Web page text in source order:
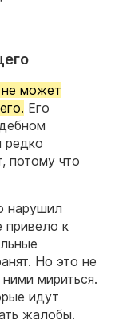
может
Его
редко
потому что
нарушил
привело к
Но это не
мириться.
идут
жалобы.